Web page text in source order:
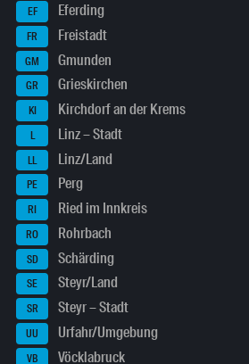
EF Eferding
FR Freistadt
GM Gmunden
GR Grieskirchen
KI Kirchdorf an der Krems
L Linz – Stadt
LL Linz/Land
PE Perg
RI Ried im Innkreis
RO Rohrbach
SD Schärding
SE Steyr/Land
SR Steyr – Stadt
UU Urfahr/Umgebung
VB Vöcklabruck